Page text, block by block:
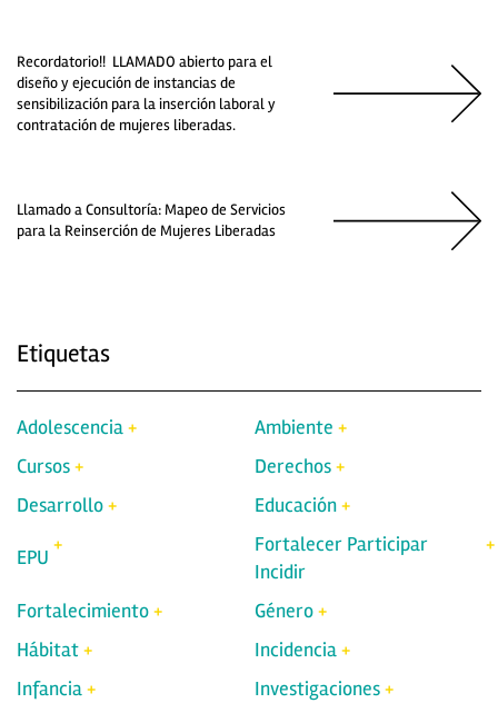
Recordatorio!! LLAMADO abierto para el
diseño y ejecución de instancias de
sensibilización para la inserción laboral y
contratación de mujeres liberadas.
Llamado a Consultoría: Mapeo de Servicios
para la Reinserción de Mujeres Liberadas
Etiquetas
Adolescencia
Ambiente
Cursos
Derechos
Desarrollo
Educación
EPU
Fortalecer Participar
Incidir
Fortalecimiento
Género
Hábitat
Incidencia
Infancia
Investigaciones